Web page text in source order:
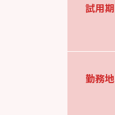
試用
勤務地